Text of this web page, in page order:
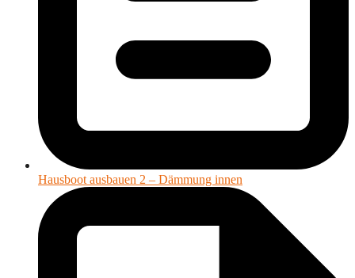
Hausboot ausbauen 2 – Dämmung innen